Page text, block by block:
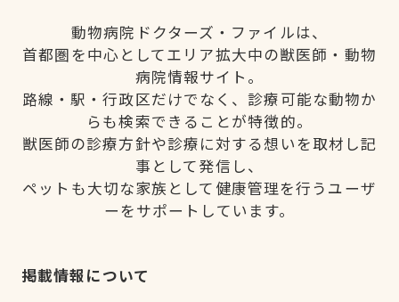
動物病院ドクターズ・ファイルは、
首都圏を中心としてエリア拡大中の獣医師・動物
病院情報サイト。
路線・駅・行政区だけでなく、診療可能な動物か
らも検索できることが特徴的。
獣医師の診療方針や診療に対する想いを取材し記
事として発信し、
ペットも大切な家族として健康管理を行うユーザ
ーをサポートしています。
掲載情報について